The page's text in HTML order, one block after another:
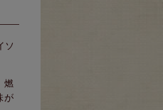
ソ
燃
が